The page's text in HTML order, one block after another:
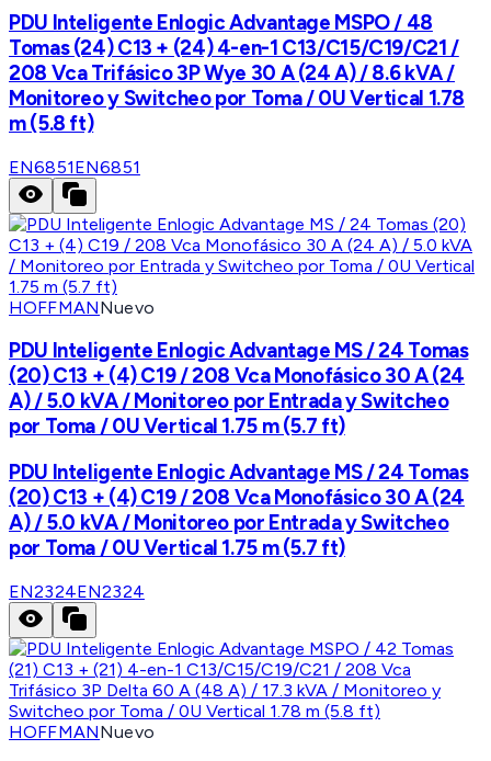
PDU Inteligente Enlogic Advantage MSPO / 48
Tomas (24) C13 + (24) 4-en-1 C13/C15/C19/C21 /
208 Vca Trifásico 3P Wye 30 A (24 A) / 8.6 kVA /
Monitoreo y Switcheo por Toma / 0U Vertical 1.78
m (5.8 ft)
EN6851EN6851
HOFFMANNuevo
PDU Inteligente Enlogic Advantage MS / 24 Tomas
(20) C13 + (4) C19 / 208 Vca Monofásico 30 A (24
A) / 5.0 kVA / Monitoreo por Entrada y Switcheo
por Toma / 0U Vertical 1.75 m (5.7 ft)
PDU Inteligente Enlogic Advantage MS / 24 Tomas
(20) C13 + (4) C19 / 208 Vca Monofásico 30 A (24
A) / 5.0 kVA / Monitoreo por Entrada y Switcheo
por Toma / 0U Vertical 1.75 m (5.7 ft)
EN2324EN2324
HOFFMANNuevo